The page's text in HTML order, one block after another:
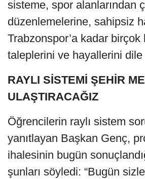
sisteme, spor alanlarından
düzenlemelerine, sahipsiz
Trabzonspor’a kadar birçok
taleplerini ve hayallerini dile
RAYLI SİSTEMİ ŞEHİR
ULAŞTIRACAĞIZ
Öğrencilerin raylı sistem
yanıtlayan Başkan Genç,
ihalesinin bugün
şunları söyledi: “Bugün